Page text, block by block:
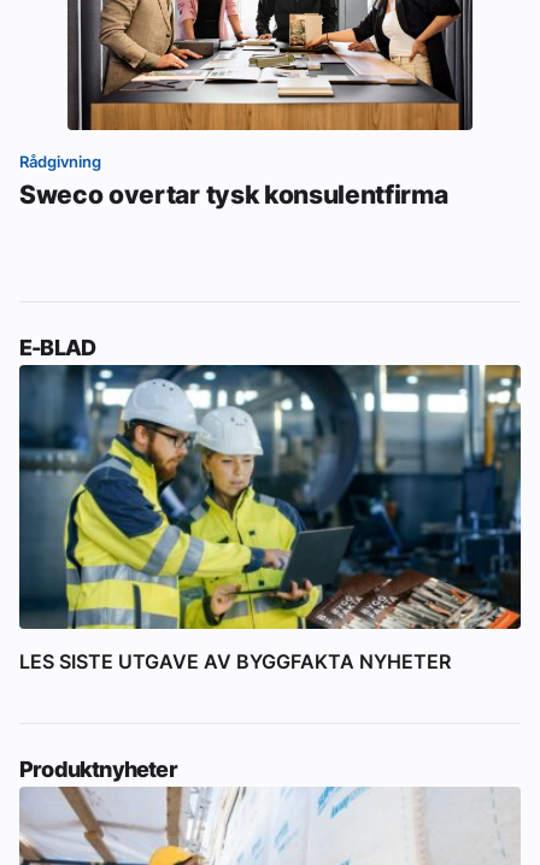
Rådgivning
Sweco overtar tysk konsulentfirma
E-BLAD
LES SISTE UTGAVE AV BYGGFAKTA NYHETER
Produktnyheter